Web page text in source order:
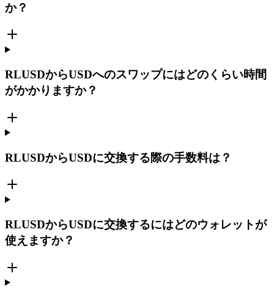
か？
RLUSDからUSDへのスワップにはどのくらい時間
がかかりますか？
RLUSDからUSDに交換する際の手数料は？
RLUSDからUSDに交換するにはどのウォレットが
使えますか？